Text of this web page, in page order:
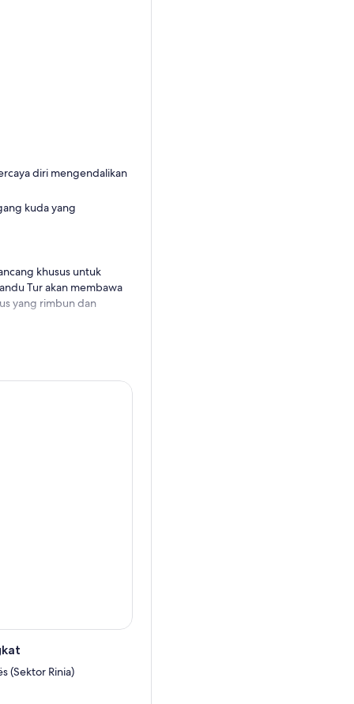
diri mengendalikan
kuda yang
khusus untuk
Tur akan membawa
yang rimbun dan
secara mandiri,
(Sektor Rinia)